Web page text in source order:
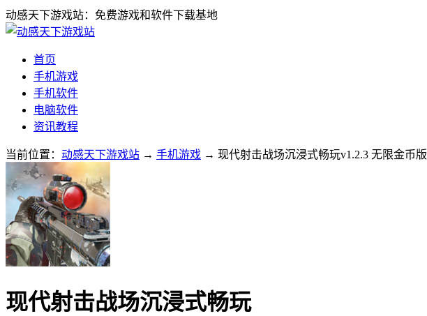
动感天下游戏站：免费游戏和软件下载基地
首页
手机游戏
手机软件
电脑软件
资讯教程
当前位置： 动感天下游戏站 → 手机游戏 → 现代射击战场沉浸式畅玩v1.2.3 无限金币版
现代射击战场沉浸式畅玩